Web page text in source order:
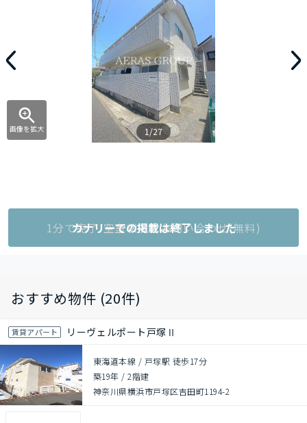
画像を拡大 1/27
1分で完了!空室状況をお問い合わせ(無料)
カナリーでの掲載は終了しました
おすすめ物件 (20件)
賃貸アパート リーヴェルポート戸塚Ⅱ
東海道本線 / 戸塚駅 徒歩17分
築19年 /2階建
神奈川県横浜市戸塚区吉田町1194-2